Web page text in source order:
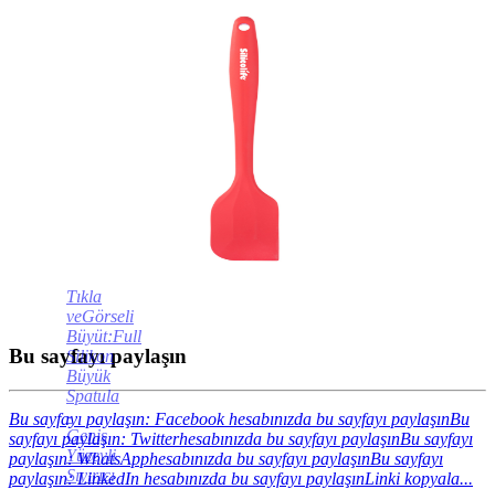
Tıkla
veGörseli
Büyüt:Full
Silikon
Büyük
Spatula
-
Geniş
Yüzeyli
Sıyırıcı
Bu sayfayı paylaşın
Bu sayfayı paylaşın: Facebook hesabınızda bu sayfayı paylaşınBu
sayfayı paylaşın: Twitterhesabınızda bu sayfayı paylaşınBu sayfayı
paylaşın: WhatsApphesabınızda bu sayfayı paylaşınBu sayfayı
paylaşın: LinkedIn hesabınızda bu sayfayı paylaşınLinki kopyala...